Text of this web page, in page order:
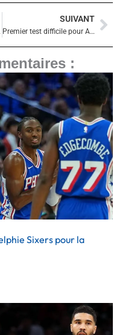
SUIVANT
Premier test difficile pour Alexandre Sarr contre Boston
:
Sixers pour la